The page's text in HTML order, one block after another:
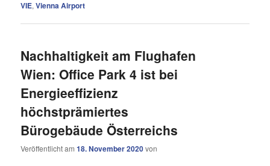
VIE,Vienna Airport
Nachhaltigkeit am Flughafen
Wien: Office Park 4 ist bei
Energieeffizienz
höchstprämiertes
Bürogebäude Österreichs
Veröffentlicht am18. November 2020von